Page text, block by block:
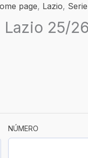
page, Lazio,
Lazio 25/
NÚMERO